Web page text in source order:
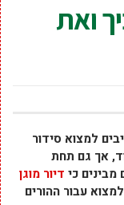
ואת
למצוא סידור
אך גם תחת
מבינים כי דיור מוגן
עבור ההורים